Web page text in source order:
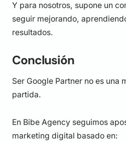
Y para nosotros, supone un
seguir mejorando,
resultados.
Conclusión
Ser Google Partner no es una
partida.
En Bibe Agency seguimos
marketing digital basado en: